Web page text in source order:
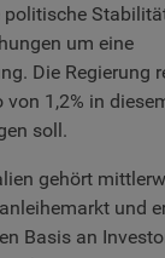
politische
um eine
Die Regierung
1,2% in
soll.
gehört
und
Basis an